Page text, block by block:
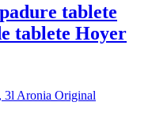
tablete
tablete Hoyer